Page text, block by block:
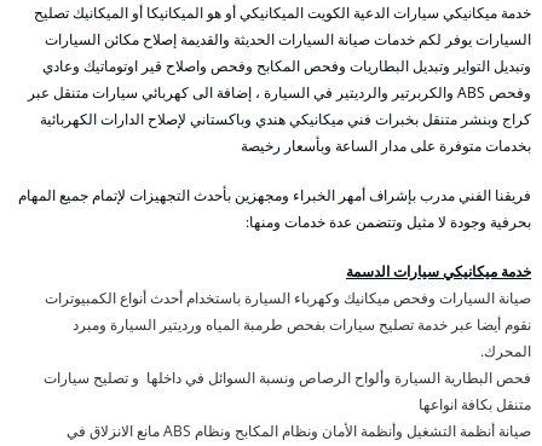
خدمة ميكانيكي سيارات الدعية الكويت الميكانيكي أو هو الميكانيكا أو الميكانيك تصليح
السيارات يوفر لكم خدمات صيانة السيارات الحديثة والقديمة إصلاح مكائن السيارات
وتبديل التواير وتبديل البطاريات وفحص المكابح وفحص واصلاح قير اوتوماتيك وعادي
وفحص ABS والكربرتير والرديتير في السيارة ، إضافة الى كهربائي سيارات متنقل عبر
كراج وبنشر متنقل بخبرات فني ميكانيكي هندي وباكستاني لإصلاح الدارات الكهربائية
بخدمات متوفرة على مدار الساعة وبأسعار رخيصة
فريقنا الفني مدرب بإشراف أمهر الخبراء ومجهزين بأحدث التجهيزات لإتمام جميع المهام
بحرفية وجودة لا مثيل وتتضمن عدة خدمات ومنها:
خدمة ميكانيكي سيارات الدسمة
صيانة السيارات وفحص ميكانيك وكهرباء السيارة باستخدام أحدث أنواع الكمبيوترات
نقوم أيضا عبر خدمة تصليح سيارات بفحص طرمبة المياه ورديتير السيارة ومبرد
المحرك.
فحص البطارية السيارة وألواح الرصاص ونسبة السوائل في داخلها و تصليح سيارات
متنقل بكافة انواعها
صيانة أنظمة التشغيل وأنظمة الأمان ونظام المكابح ونظام ABS مانع الانزلاق في